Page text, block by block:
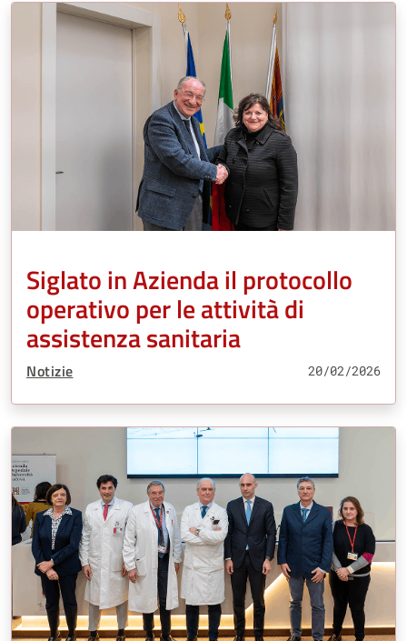
Ambulatorio specialistico
chirurgia della mano
chirurgia plastica
patologie della mano
Siglato in Azienda il protocollo
operativo per le attività di
assistenza sanitaria
Tipo Contenuto:
Notizie 20/02/2026